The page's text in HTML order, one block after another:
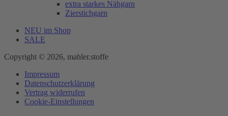
extra starkes Nähgarn
Zierstichgarn
NEU im Shop
SALE
Copyright © 2026, mahler.stoffe
Impressum
Datenschutzerklärung
Vertrag widerrufen
Cookie-Einstellungen